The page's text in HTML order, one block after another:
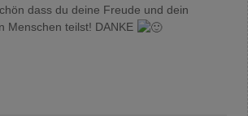
dass du deine Freude und dein
Menschen teilst! DANKE